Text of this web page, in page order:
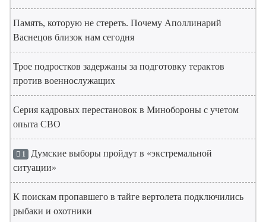
Память, которую не стереть. Почему Аполлинарий
Васнецов близок нам сегодня
Трое подростков задержаны за подготовку терактов
против военнослужащих
Серия кадровых перестановок в Минобороны с учетом
опыта СВО
1 Думские выборы пройдут в «экстремальной
ситуации»
К поискам пропавшего в тайге вертолета подключились
рыбаки и охотники